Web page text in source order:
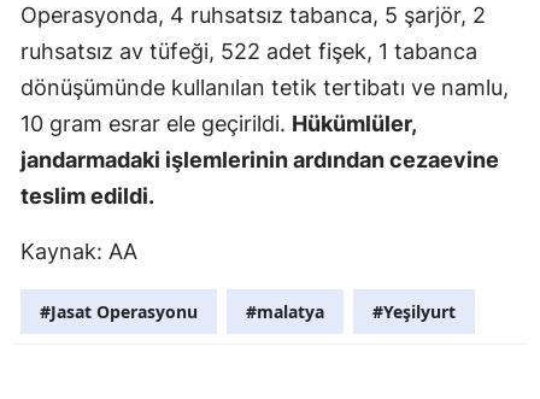
Isparta
İzmir
Kayseri
Operasyonda, 4 ruhsatsız tabanca, 5 şarjör, 2
ruhsatsız av tüfeği, 522 adet fişek, 1 tabanca
dönüşümünde kullanılan tetik tertibatı ve namlu,
10 gram esrar ele geçirildi. Hükümlüler,
jandarmadaki işlemlerinin ardından cezaevine
teslim edildi.
Kaynak: AA
#Jasat Operasyonu #malatya #Yeşilyurt